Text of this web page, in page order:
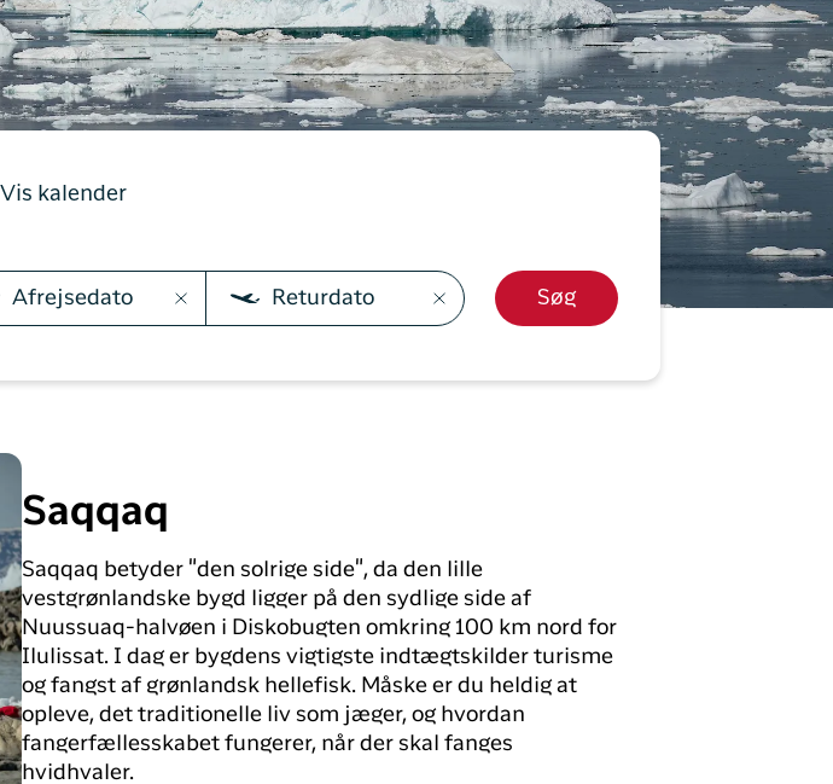
brug for på din rejse med
Air Greenland. Med real-
time opdateringer,
mulighed for at checke
ind og dit boardingkort
og efter rejsen
Ny Profil
Tilmeld dig gratis Club Timmisa og få en masse
eksklusive fordele. Læs mere om klubbenher.
Vis kalender
Afrejsedato Returdato Søg
Saqqaq
Saqqaq betyder "den solrige side", da den lille
vestgrønlandske bygd ligger på den sydlige side af
Nuussuaq-halvøen i Diskobugten omkring 100 km nord for
Ilulissat. I dag er bygdens vigtigste indtægtskilder turisme
og fangst af grønlandsk hellefisk. Måske er du heldig at
opleve, det traditionelle liv som jæger, og hvordan
fangerfællesskabet fungerer, når der skal fanges
hvidhvaler.